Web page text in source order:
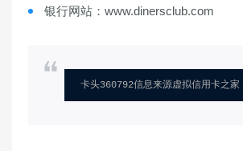
银行网站：www.dinersclub.com
卡头360792信息来源虚拟信用卡之家